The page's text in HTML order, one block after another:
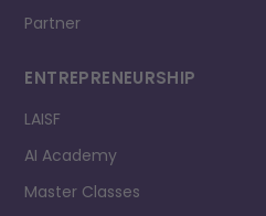
Partner
ENTREPRE­NEURSHIP
LAISF
AI Academy
Master Classes